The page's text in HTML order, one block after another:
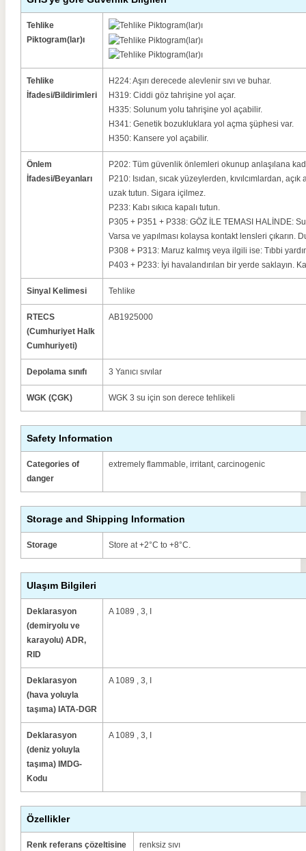
Tehlike
Piktogram(lar)ı
Tehlike
İfadesi/Bildirimleri
H224: Aşırı derecede alevlenir sıvı ve buhar.
H319: Ciddi göz tahrişine yol açar.
H335: Solunum yolu tahrişine yol açabilir.
H341: Genetik bozukluklara yol açma şüphesi var.
H350: Kansere yol açabilir.
Önlem
İfadesi/Beyanları
P202: Tüm güvenlik önlemleri okunup anlaşılana
P210: Isıdan, sıcak yüzeylerden, kıvılcımlardan,
uzak tutun. Sigara içilmez.
P233: Kabı sıkıca kapalı tutun.
P305 + P351 + P338: GÖZ İLE TEMASI HALİNDE:
Varsa ve yapılması kolaysa kontakt lensleri çıkarın.
P308 + P313: Maruz kalmış veya ilgili ise: Tıbbi
P403 + P233: İyi havalandırılan bir yerde saklayın.
Sinyal Kelimesi Tehlike
RTECS
(Cumhuriyet Halk
Cumhuriyeti)
AB1925000
Depolama sınıfı 3 Yanıcı sıvılar
WGK (ÇGK) WGK 3 su için son derece tehlikeli
Safety Information
Categories of
danger
extremely flammable, irritant, carcinogenic
Storage and Shipping Information
Storage Store at +2°C to +8°C.
Ulaşım Bilgileri
Deklarasyon
(demiryolu ve
karayolu) ADR,
RID
A 1089 , 3, I
Deklarasyon
(hava yoluyla
taşıma) IATA-DGR
A 1089 , 3, I
Deklarasyon
(deniz yoluyla
taşıma) IMDG-
Kodu
A 1089 , 3, I
Özellikler
Renk referans çözeltisine
renksiz sıvı